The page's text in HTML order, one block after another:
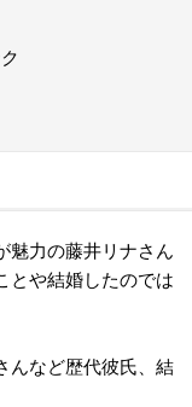
魅力の藤井リナさん
とや結婚したのでは
んなど歴代彼氏、結